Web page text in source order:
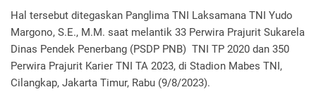
Hal tersebut ditegaskan Panglima TNI Laksamana TNI Yudo
Margono, S.E., M.M. saat melantik 33 Perwira Prajurit Sukarela
Dinas Pendek Penerbang (PSDP PNB) TNI TP 2020 dan 350
Perwira Prajurit Karier TNI TA 2023, di Stadion Mabes TNI,
Cilangkap, Jakarta Timur, Rabu (9/8/2023).